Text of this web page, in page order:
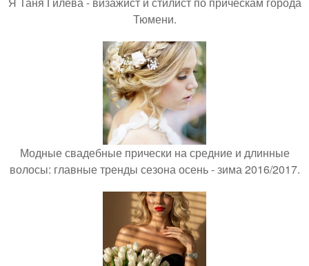
Тюмени.
Модные свадебные прически на средние и длинные
волосы: главные тренды сезона осень - зима 2016/2017.